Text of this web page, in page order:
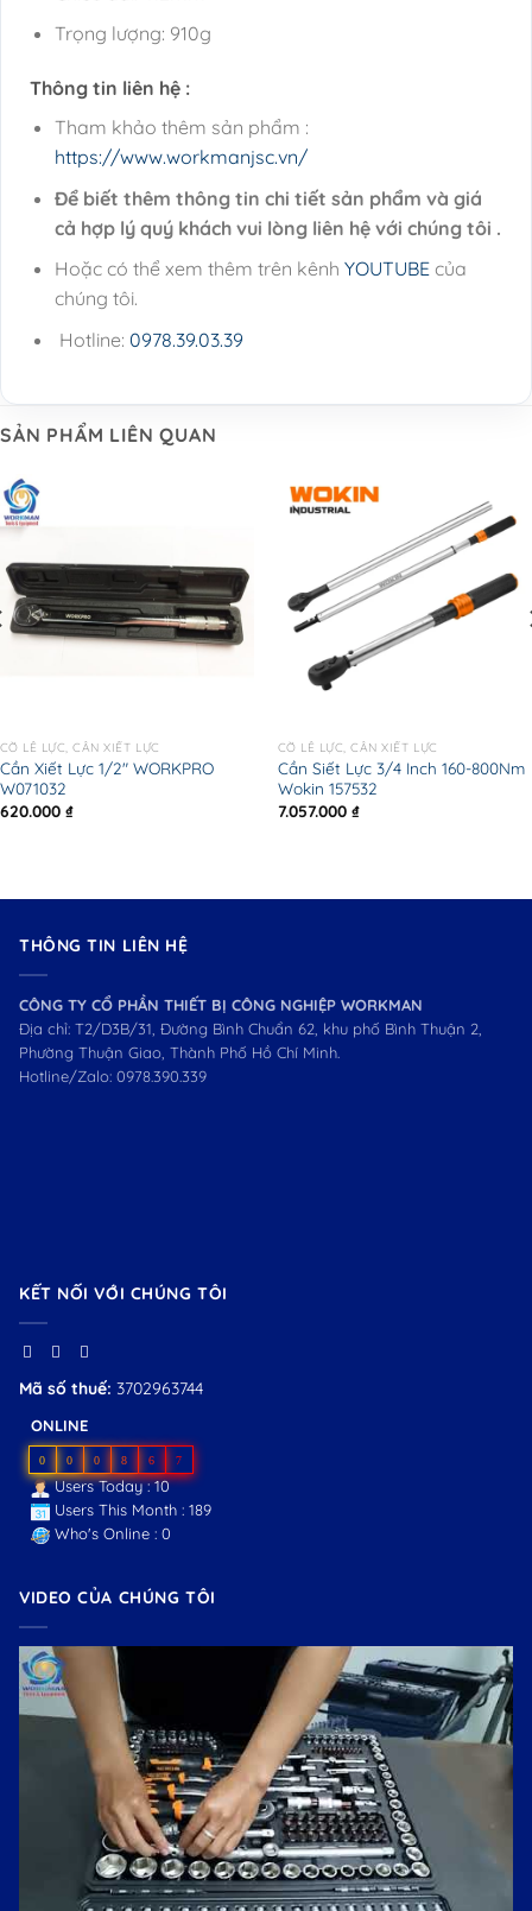
Trọng lượng: 910g
Thông tin liên hệ :
Tham khảo thêm sản phẩm :
https://www.workmanjsc.vn/
Để biết thêm thông tin chi tiết sản phẩm và giá
cả hợp lý quý khách vui lòng liên hệ với chúng tôi .
Hoặc có thể xem thêm trên kênh YOUTUBEcủa
chúng tôi.
Hotline: 0978.39.03.39
SẢN PHẨM LIÊN QUAN
CỜ LÊ LỰC, CẦN XIẾT LỰC
Cần Xiết Lực 1/2″ WORKPRO
W071032
620.000 ₫
CỜ LÊ LỰC, CẦN XIẾT LỰC
Cần Siết Lực 3/4 Inch 160-800Nm
Wokin 157532
7.057.000 ₫
THÔNG TIN LIÊN HỆ
CÔNG TY CỔ PHẦN THIẾT BỊ CÔNG NGHIỆP WORKMAN
Địa chỉ: T2/D3B/31, Đường Bình Chuẩn 62, khu phố Bình Thuận 2,
Phường Thuận Giao, Thành Phố Hồ Chí Minh.
Hotline/Zalo: 0978.390.339
KẾT NỐI VỚI CHÚNG TÔI
Mã số thuế: 3702963744
ONLINE
0 0 0 8 6 7
Users Today : 10
Users This Month : 189
Who's Online : 0
VIDEO CỦA CHÚNG TÔI